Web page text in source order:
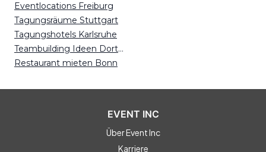
Eventlocations Freiburg
Tagungsräume Stuttgart
Tagungshotels Karlsruhe
Teambuilding Ideen Dortmund
Restaurant mieten Bonn
EVENT INC
Über Event Inc
Karriere